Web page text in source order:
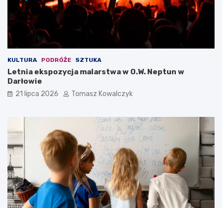
KULTURA PODRÓŻE SZTUKA
Letnia ekspozycja malarstwa w O.W. Neptun w
Darłowie
21 lipca 2026 Tomasz Kowalczyk